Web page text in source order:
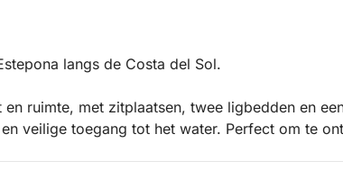
langs de Costa del Sol.
ruimte, met zitplaatsen, twee ligbedden en
veilige toegang tot het water. Perfect om te